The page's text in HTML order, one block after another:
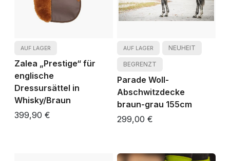
AUF LAGER
Zalea „Prestige“ für
englische
Dressursättel in
Whisky/Braun
399,90 €
AUF LAGER NEUHEIT
BEGRENZT
Parade Woll-
Abschwitzdecke
braun-grau 155cm
299,00 €